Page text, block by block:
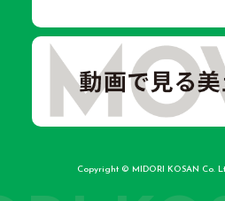
Copyright © MIDORI KOSAN Co.